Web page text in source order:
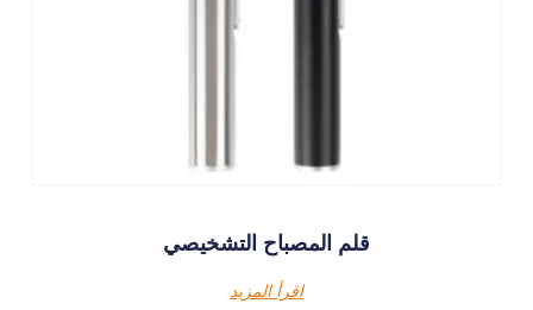
قلم المصباح التشخيصي
اقرأ المزيد